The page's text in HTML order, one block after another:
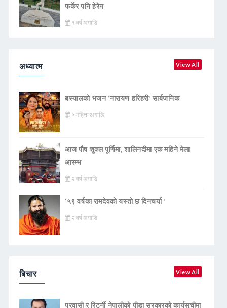
फर्केर पनि हेरेन
१ वर्ष अगाडि
अध्यात्म View All
बस्यालको भजन ‘नारायण हरिहरी’ सार्बजनिक
५ महिना अगाडि
आज पौष शुक्ल पूर्णिमा, शालिनदीमा एक महिने मेला
आरम्भ
२ वर्ष अगाडि
‘५९ वर्षका रामदेवकाे यस्ताे छ दिनचर्या ’
२ वर्ष अगाडि
बिचार View All
प्रवासी र रिटर्नी नेपालीको पीडा सरकारको कार्यसूचीमा